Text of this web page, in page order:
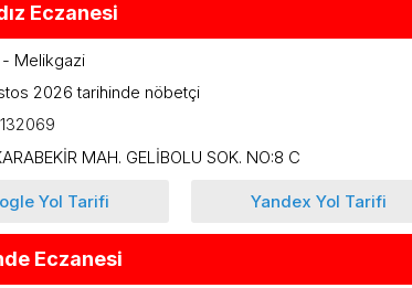
Eczanesi
Melikgazi
2026 tarihinde nöbetçi
MAH. GELİBOLU SOK. NO:8 C
Yol Tarifi Yandex Yol Tarifi
Eczanesi